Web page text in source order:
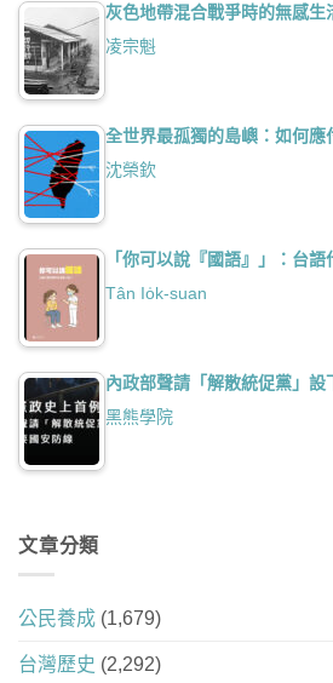
灰色地帶混合戰爭時的無感生
凌宗魁
全世界最孤獨的島嶼：如何應
沈榮欽
「你可以說『國語』」：台
Tân Io̍k-suan
內政部聲請「解散統促黨」設
黑熊學院
文章分類
公民養成 (1,679)
台灣歷史 (2,292)